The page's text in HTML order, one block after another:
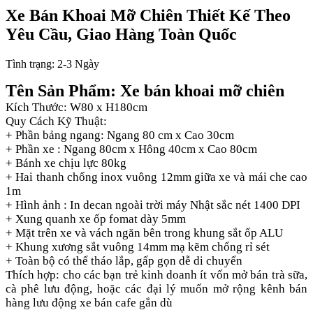
Xe Bán Khoai Mỡ Chiên Thiết Kế Theo
Yêu Cầu, Giao Hàng Toàn Quốc
Tình trạng: 2-3 Ngày
Tên Sản Phẩm: Xe bán khoai mỡ chiên
Kích Thước: W80 x H180cm
Quy Cách Kỹ Thuật:
+ Phần bảng ngang: Ngang 80 cm x Cao 30cm
+ Phần xe : Ngang 80cm x Hông 40cm x Cao 80cm
+ Bánh xe chịu lực 80kg
+ Hai thanh chống inox vuông 12mm giữa xe và mái che cao
1m
+ Hình ảnh : In decan ngoài trời máy Nhật sắc nét 1400 DPI
+ Xung quanh xe ốp fomat dày 5mm
+ Mặt trên xe và vách ngăn bên trong khung sắt ốp ALU
+ Khung xương sắt vuông 14mm mạ kẽm chống rỉ sét
+ Toàn bộ có thể tháo lắp, gấp gọn dễ di chuyển
Thích hợp: cho các bạn trẻ kinh doanh ít vốn mở bán trà sữa,
cà phê lưu động, hoặc các đại lý muốn mở rộng kênh bán
hàng lưu động xe bán cafe gắn dù